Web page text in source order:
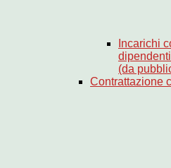
Incarichi
(da
Contrattazione